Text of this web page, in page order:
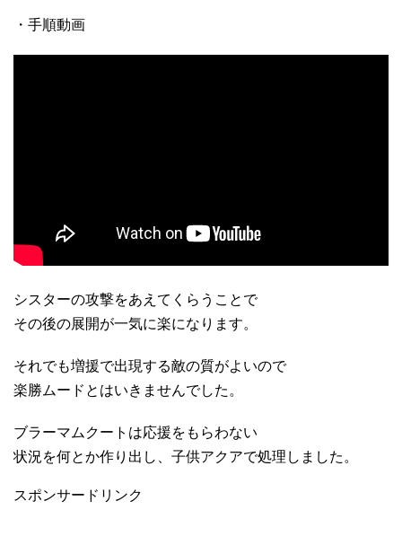
・手順動画
シスターの攻撃をあえてくらうことで
その後の展開が一気に楽になります。
それでも増援で出現する敵の質がよいので
楽勝ムードとはいきませんでした。
ブラーマムクートは応援をもらわない
状況を何とか作り出し、子供アクアで処理しました。
スポンサードリンク